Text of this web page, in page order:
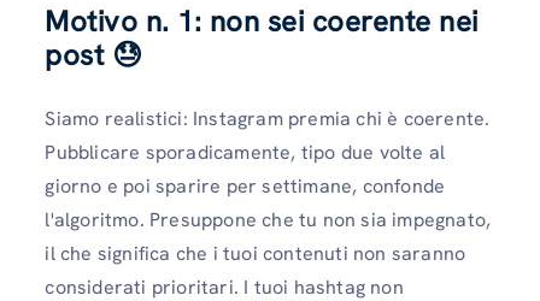
Motivo n. 1: non sei coerente nei
post 😓
Siamo realistici: Instagram premia chi è coerente.
Pubblicare sporadicamente, tipo due volte al
giorno e poi sparire per settimane, confonde
l'algoritmo. Presuppone che tu non sia impegnato,
il che significa che i tuoi contenuti non saranno
considerati prioritari. I tuoi hashtag non